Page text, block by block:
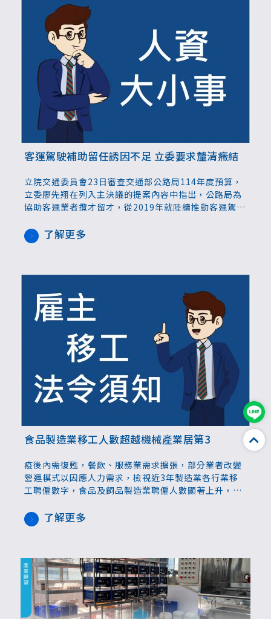
客運駕駛補助留任誘因不足 立委要求釐清癥結
立院交通委員會23日審查交通部公路局114年度預算，
立委廖先翔在列入主決議的提案內容中指出，公路局為
協助客運業者攬才留才，從2019年就陸續推動客運駕駛
2,131人，因此要求公路局釐清駕駛離職癥結，提出專
案報告。
了解更多
食品製造業移工人數超越機械產業居第3
疫後內需復甦，餐飲、服務業需求擴張，部分業者改變
營運模式以因應人力需求，檢視近3年製造業各行業移
工聘僱數字，食品及飼品製造業聘僱人數顯著上升，已
了解更多